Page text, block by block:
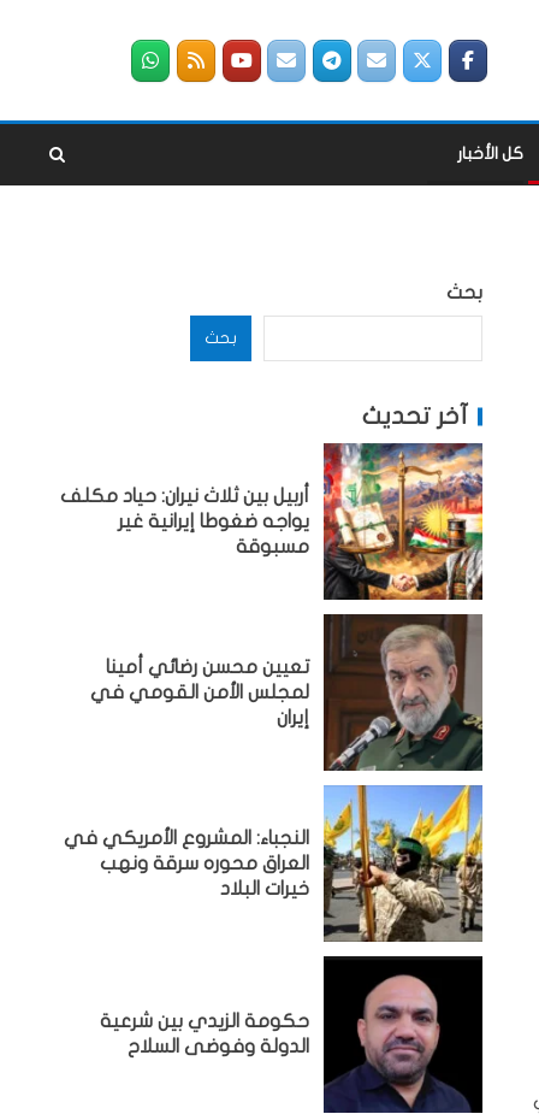
كل الأخبار
بحث
بحث
آخر تحديث
أربيل بين ثلاث نيران: حياد مكلف
يواجه ضغوطا إيرانية غير
مسبوقة
تعيين محسن رضائي أمينا
لمجلس الأمن القومي في
إيران
النجباء: المشروع الأمريكي في
العراق محوره سرقة ونهب
خيرات البلاد
حكومة الزيدي بين شرعية
الدولة وفوضى السلاح